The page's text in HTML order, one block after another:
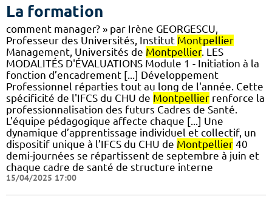
La formation
comment manager? » par Irène GEORGESCU,
Professeur des Universités, Institut Montpellier
Management, Universités de Montpellier. LES
MODALITÉS D'ÉVALUATIONS Module 1 - Initiation à la
fonction d’encadrement [...] Développement
Professionnel réparties tout au long de l'année. Cette
spécificité de l'IFCS du CHU de Montpellier renforce la
professionnalisation des futurs Cadres de Santé.
L'équipe pédagogique affecte chaque [...] Une
dynamique d’apprentissage individuel et collectif, un
dispositif unique à l’IFCS du CHU de Montpellier 40
demi-journées se répartissent de septembre à juin et
chaque cadre de santé de structure interne
15/04/2025 17:00